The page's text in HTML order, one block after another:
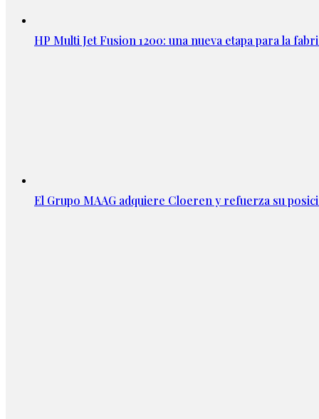
HP Multi Jet Fusion 1200: una nueva etapa para la
El Grupo MAAG adquiere Cloeren y refuerza su